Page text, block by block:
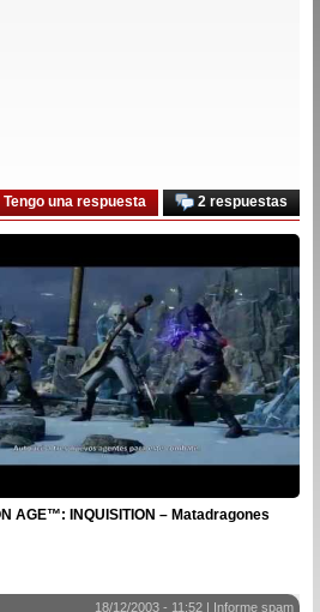
2 respuestas
Tengo una respuesta
AGE™: INQUISITION – Matadragones
18/12/2003 - 11:52 | Informe spam